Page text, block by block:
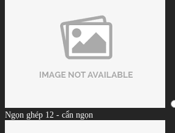
Ngọn ghép 12 - cẩn ngọn